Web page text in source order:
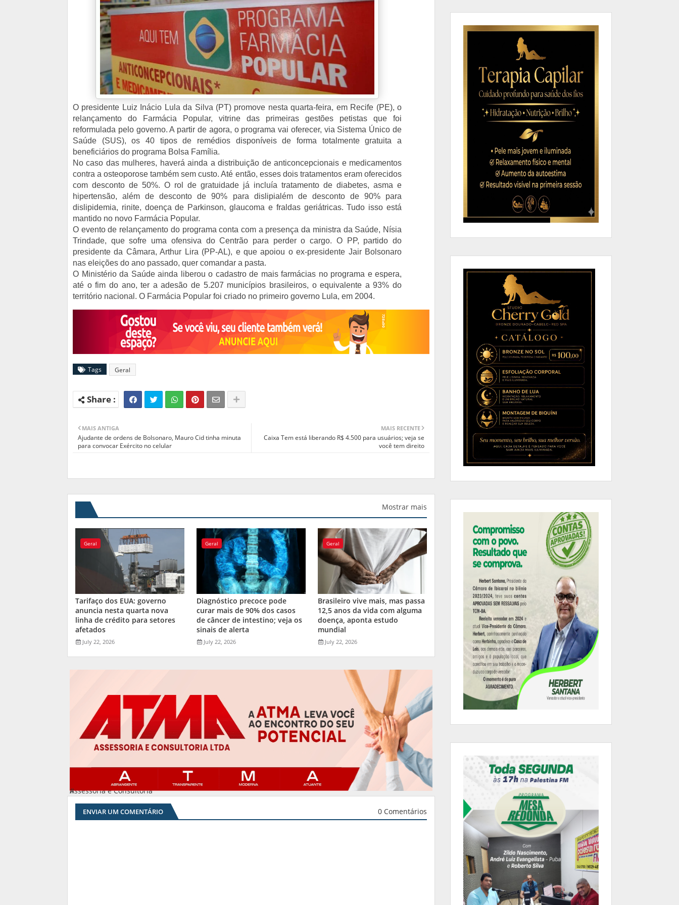
O presidente Luiz Inácio Lula da Silva (PT) promove nesta quarta-feira, em Recife (PE), o
relançamento do Farmácia Popular, vitrine das primeiras gestões petistas que foi
reformulada pelo governo. A partir de agora, o programa vai oferecer, via Sistema Único de
Saúde (SUS), os 40 tipos de remédios disponíveis de forma totalmente gratuita a
beneficiários do programa Bolsa Família.
No caso das mulheres, haverá ainda a distribuição de anticoncepcionais e medicamentos
contra a osteoporose também sem custo. Até então, esses dois tratamentos eram oferecidos
com desconto de 50%. O rol de gratuidade já incluía tratamento de diabetes, asma e
hipertensão, além de desconto de 90% para dislipialém de desconto de 90% para
dislipidemia, rinite, doença de Parkinson, glaucoma e fraldas geriátricas. Tudo isso está
mantido no novo Farmácia Popular.
O evento de relançamento do programa conta com a presença da ministra da Saúde, Nísia
Trindade, que sofre uma ofensiva do Centrão para perder o cargo. O PP, partido do
presidente da Câmara, Arthur Lira (PP-AL), e que apoiou o ex-presidente Jair Bolsonaro
nas eleições do ano passado, quer comandar a pasta.
O Ministério da Saúde ainda liberou o cadastro de mais farmácias no programa e espera,
até o fim do ano, ter a adesão de 5.207 municípios brasileiros, o equivalente a 93% do
território nacional. O Farmácia Popular foi criado no primeiro governo Lula, em 2004.
Tags Geral
MAIS RECENTE
Caixa Tem está liberando R$ 4.500 para usuários; veja se
você tem direito
MAIS ANTIGA
Ajudante de ordens de Bolsonaro, Mauro Cid tinha minuta
para convocar Exército no celular
Mostrar mais
Geral
Tarifaço dos EUA: governo
anuncia nesta quarta nova
linha de crédito para setores
afetados
July 22, 2026
Geral
Diagnóstico precoce pode
curar mais de 90% dos casos
de câncer de intestino; veja os
sinais de alerta
July 22, 2026
Geral
Brasileiro vive mais, mas passa
12,5 anos da vida com alguma
doença, aponta estudo
mundial
July 22, 2026
Assessoria e Consultoria
#
ENVIAR UM COMENTÁRIO 0 Comentários